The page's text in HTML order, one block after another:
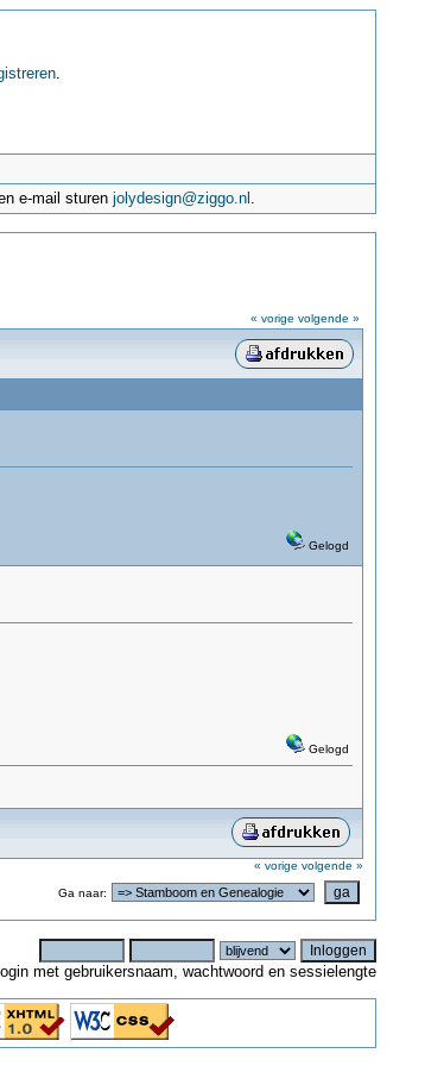
.
e-mail sturenjolydesign@ziggo.nl .
« vorige volgende »
Gelogd
Gelogd
« vorige volgende »
Ga naar:
met gebruikersnaam, wachtwoord en sessielengte